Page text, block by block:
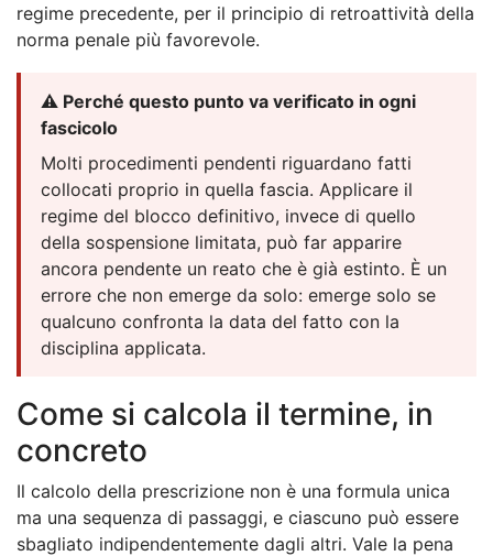
regime precedente, per il principio di retroattività della
norma penale più favorevole.
⚠️ Perché questo punto va verificato in ogni
fascicolo
Molti procedimenti pendenti riguardano fatti
collocati proprio in quella fascia. Applicare il
regime del blocco definitivo, invece di quello
della sospensione limitata, può far apparire
ancora pendente un reato che è già estinto. È un
errore che non emerge da solo: emerge solo se
qualcuno confronta la data del fatto con la
disciplina applicata.
Come si calcola il termine, in
concreto
Il calcolo della prescrizione non è una formula unica
ma una sequenza di passaggi, e ciascuno può essere
sbagliato indipendentemente dagli altri. Vale la pena